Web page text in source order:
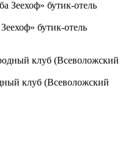
бутик-отель
клуб (Всеволожский